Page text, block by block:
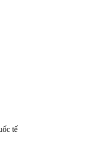
tế